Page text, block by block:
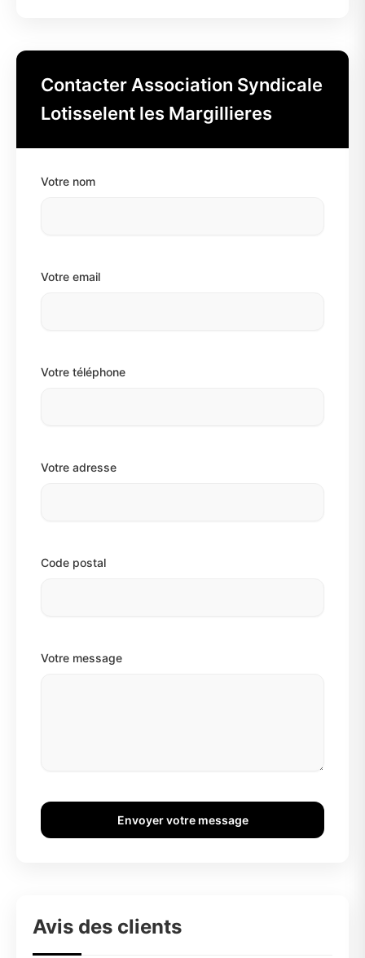
Contacter Association Syndicale
Lotisselent les Margillieres
Votre nom
Votre email
Votre téléphone
Votre adresse
Code postal
Votre message
Envoyer votre message
Avis des clients